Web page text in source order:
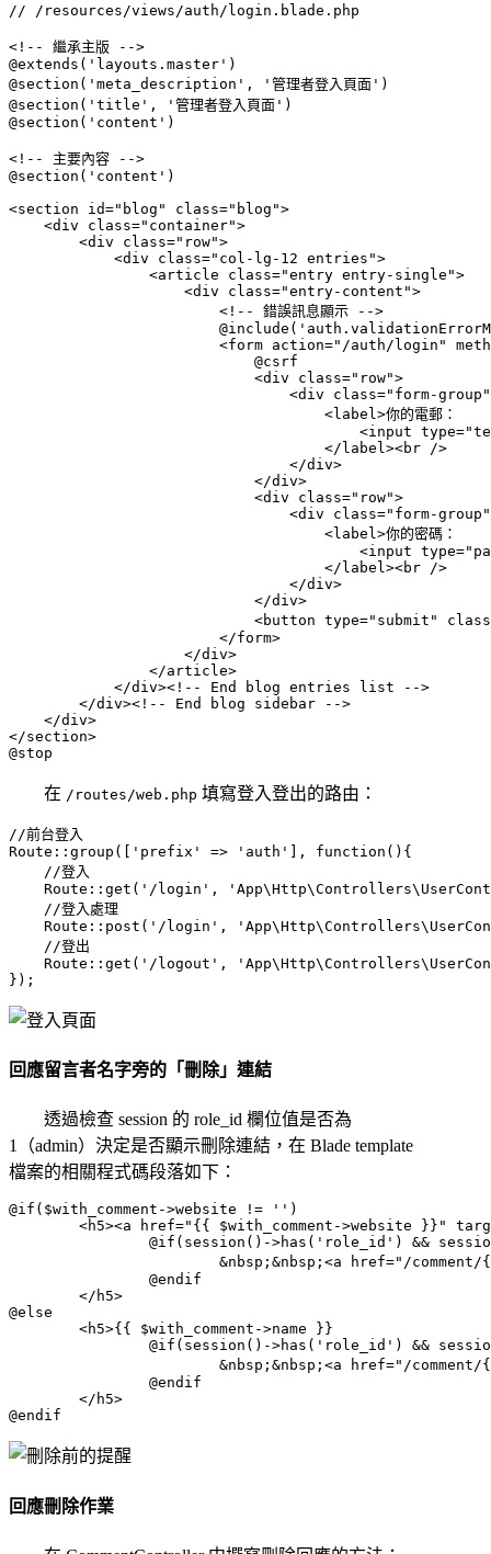
// /resources/views/auth/login.blade.php
<!-- 繼承主版 -->
@extends('layouts.master')
@section('meta_description', '管理者登入頁面')
@section('title', '管理者登入頁面')
@section('content')
<!-- 主要內容 -->
@section('content')
<section id="blog" class="blog">
    <div class="container">
        <div class="row">
            <div class="col-lg-12 entries">
                <article class="entry entry-single">
                    <div class="entry-content">
                        <!-- 錯誤訊息顯示 -->
<form action="/auth/login"
                            @csrf
                            <div class="row">
<div class="form-
                                    <label>你的電郵：
<input
                                    </label><br />
                                </div>
                            </div>
                            <div class="row">
<div class="form-
                                    <label>你的密碼：
<input
                                    </label><br />
                                </div>
                            </div>
<button type="submit"
                        </form>
                    </div>
                </article>
            </div><!-- End blog entries list -->
        </div><!-- End blog sidebar -->
    </div>
</section>
在 /routes/web.php 填寫登入登出的路由：
//前台登入
Route::group(['prefix' => 'auth'], function(){
    //登入
Route::get('/login',
    //登入處理
Route::post('/login',
    //登出
Route::get('/logout',
回應留言者名字旁的「刪除」連結
透過檢查 session 的 role_id 欄位值是否為
1（admin）決定是否顯示刪除連結，在 Blade template
檔案的相關程式碼段落如下：
@if($with_comment->website != '')
@else
回應刪除作業